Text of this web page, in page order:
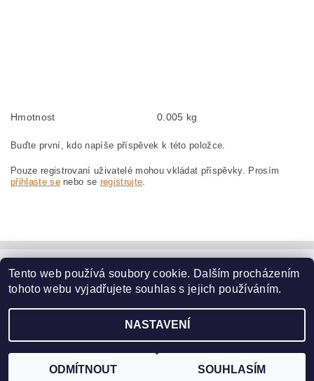
Hmotnost 0.005 kg
Buďte první, kdo napíše příspěvek k této položce.
Pouze registrovaní uživatelé mohou vkládat příspěvky. Prosím
přihlaste senebo se registrujte.
www.dodilny.cz
www.nahradni-uhliky.cz, všechna práva vyhrazena
cookies
Tento web používá soubory cookie. Dalším procházením
tohoto webu vyjadřujete souhlas s jejich používáním.
NASTAVENÍ
ODMÍTNOUT SOUHLASÍM